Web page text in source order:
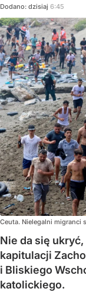
Dodano: dzisiaj 6:45
Ceuta. Nielegalni migranci
Nie da się
kapitulacji
i Bliskiego
katolickiego.